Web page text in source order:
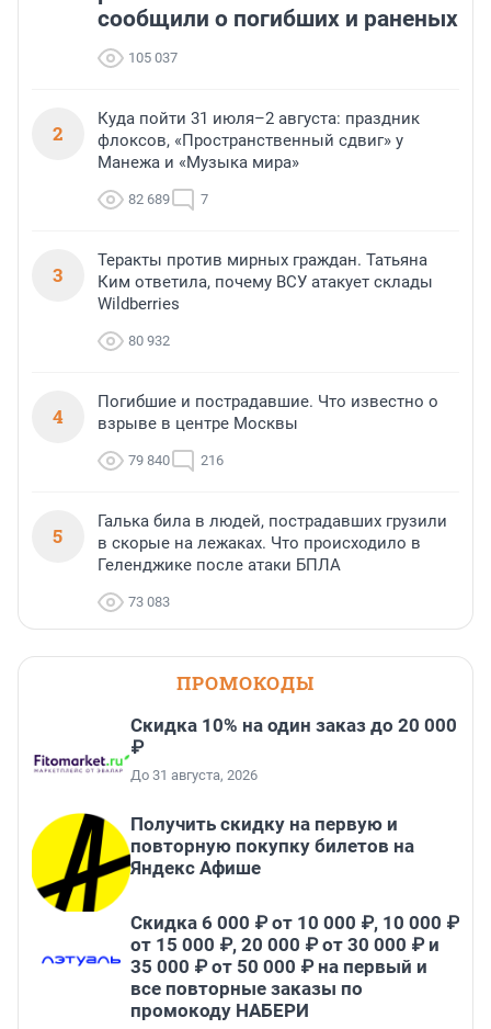
сообщили о погибших и раненых
105 037
2
Куда пойти 31 июля–2 августа: праздник
флоксов, «Пространственный сдвиг» у
Манежа и «Музыка мира»
82 689 7
3
Теракты против мирных граждан. Татьяна
Ким ответила, почему ВСУ атакует склады
Wildberries
80 932
4
Погибшие и пострадавшие. Что известно о
взрыве в центре Москвы
79 840 216
5
Галька била в людей, пострадавших грузили
в скорые на лежаках. Что происходило в
Геленджике после атаки БПЛА
73 083
ПРОМОКОДЫ
Скидка 10% на один заказ до 20 000
₽
До 31 августа, 2026
Получить скидку на первую и
повторную покупку билетов на
Яндекс Афише
Скидка 6 000 ₽ от 10 000 ₽, 10 000 ₽
от 15 000 ₽, 20 000 ₽ от 30 000 ₽ и
35 000 ₽ от 50 000 ₽ на первый и
все повторные заказы по
промокоду НАБЕРИ